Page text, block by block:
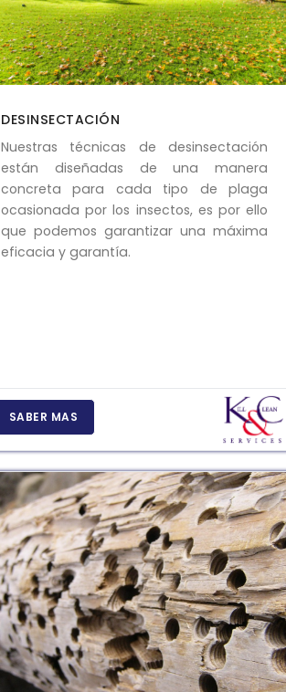
DESINSECTACIÓN
Nuestras técnicas de desinsectación
están diseñadas de una manera
concreta para cada tipo de plaga
ocasionada por los insectos, es por ello
que podemos garantizar una máxima
eficacia y garantía.
SABER MAS